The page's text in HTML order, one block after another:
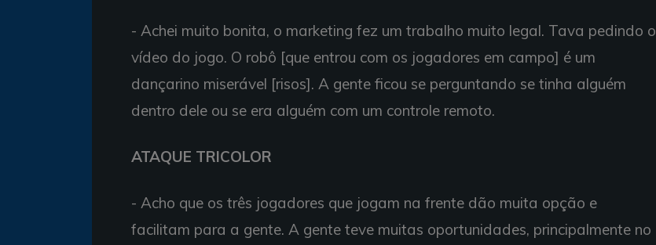
- Achei muito bonita, o marketing fez um trabalho muito legal. Tava pedindo o
vídeo do jogo. O robô [que entrou com os jogadores em campo] é um
dançarino miserável [risos]. A gente ficou se perguntando se tinha alguém
dentro dele ou se era alguém com um controle remoto.
ATAQUE TRICOLOR
- Acho que os três jogadores que jogam na frente dão muita opção e
facilitam para a gente. A gente teve muitas oportunidades, principalmente no